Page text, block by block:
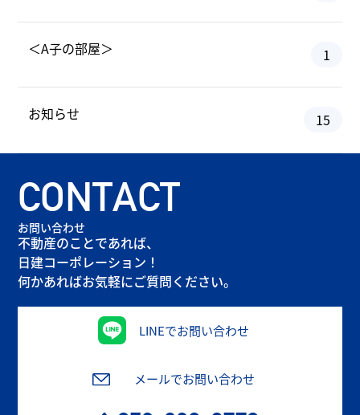
＜A子の部屋＞ 1
お知らせ 15
CONTACT
お問い合わせ
不動産のことであれば、
日建コーポレーション！
何かあればお気軽にご質問ください。
LINEでお問い合わせ
メールでお問い合わせ